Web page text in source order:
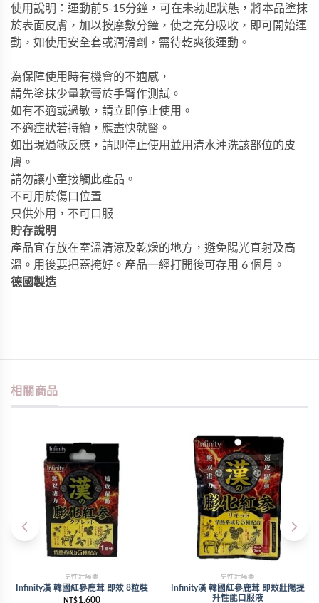
使用說明：運動前5-15分鐘，可在未勃起狀態，將本品塗抹
於表面皮膚，加以按摩數分鐘，使之充分吸收，即可開始運
動，如使用安全套或潤滑劑，需待乾爽後運動。
為保障使用時有機會的不適感，
請先塗抹少量軟膏於手臂作測試。
如有不適或過敏，請立即停止使用。
不適症狀若持續，應盡快就醫。
如出現過敏反應，請即停止使用並用清水沖洗該部位的皮
膚。
請勿讓小童接觸此產品。
不可用於傷口位置
只供外用，不可口服
貯存說明
產品宜存放在室溫清涼及乾燥的地方，避免陽光直射及高
溫。用後要把蓋掩好。產品一經打開後可存用 6 個月。
德國製造
相關商品
男性壯陽藥
Infinity漢 韓國紅參鹿茸 即效 8粒裝
NT$ 1,600
男性壯陽藥
Infinity漢 韓國紅參鹿茸 即效壯陽提
升性能口服液